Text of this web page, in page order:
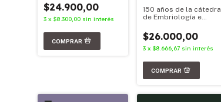
$24.900,00
3 x $8.300,00 sin interés
150 años de la cátedra
de Embriología e
Facultad de Medicina
de la UBA
$26.000,00
3 x $8.666,67 sin interés